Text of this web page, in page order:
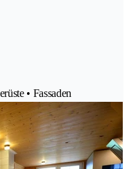
• Fassaden